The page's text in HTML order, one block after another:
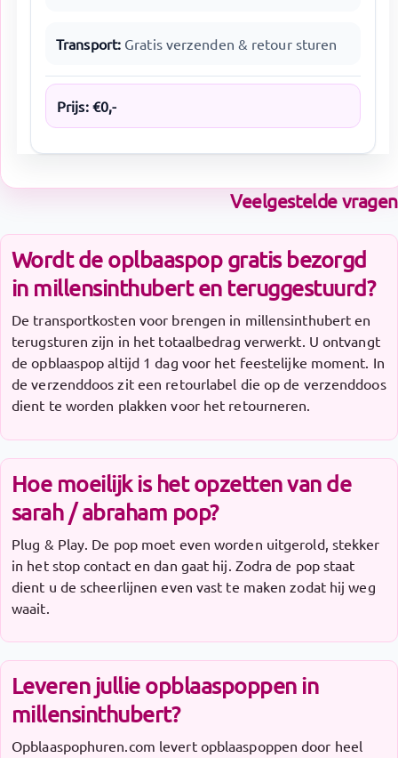
Transport: Gratis verzenden & retour sturen
Prijs: €0,-
Veelgestelde vragen
Wordt de oplbaaspop gratis bezorgd
in millensinthubert en teruggestuurd?
De transportkosten voor brengen in millensinthubert en
terugsturen zijn in het totaalbedrag verwerkt. U ontvangt
de opblaaspop altijd 1 dag voor het feestelijke moment. In
de verzenddoos zit een retourlabel die op de verzenddoos
dient te worden plakken voor het retourneren.
Hoe moeilijk is het opzetten van de
sarah / abraham pop?
Plug & Play. De pop moet even worden uitgerold, stekker
in het stop contact en dan gaat hij. Zodra de pop staat
dient u de scheerlijnen even vast te maken zodat hij weg
waait.
Leveren jullie opblaaspoppen in
millensinthubert?
Opblaaspophuren.com levert opblaaspoppen door heel